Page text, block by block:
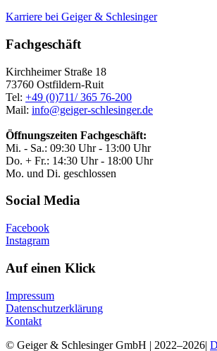
Karriere bei Geiger & Schlesinger
Fachgeschäft
Kirchheimer Straße 18
73760 Ostfildern-Ruit
Tel: +49 (0)711/ 365 76-200
Mail: info@geiger-schlesinger.de
Öffnungszeiten Fachgeschäft:
Mi. - Sa.: 09:30 Uhr - 13:00 Uhr
Do. + Fr.: 14:30 Uhr - 18:00 Uhr
Mo. und Di. geschlossen
Social Media
Facebook
Instagram
Auf einen Klick
Impressum
Datenschutzerklärung
Kontakt
© Geiger & Schlesinger GmbH | 2022–2026|